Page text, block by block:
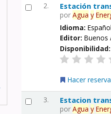
2. Estación
porAgua y
Idioma:Español
Editor:Buenos
Disponibilidad:
Hacer reserva
3. Estacion
porAgua y